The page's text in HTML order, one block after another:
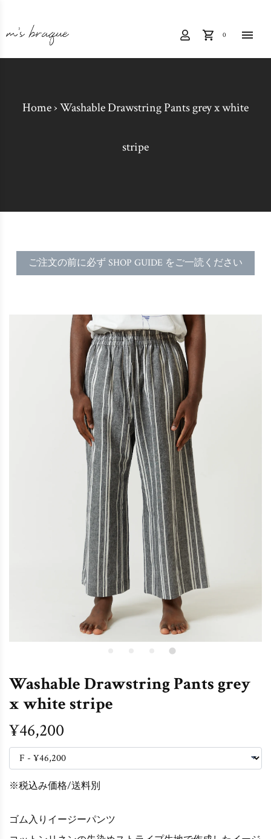
0
Home›Washable Drawstring Pants grey x white
stripe
ご注文の前に必ず SHOP GUIDE をご一読ください
Washable Drawstring Pants grey
x white stripe
¥46,200
※税込み価格/送料別
ゴム入りイージーパンツ